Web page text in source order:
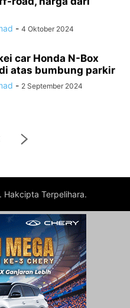
- 4 Oktober 2024
car Honda N-Box
atas bumbung parkir
- 2 September 2024
Terpelihara.